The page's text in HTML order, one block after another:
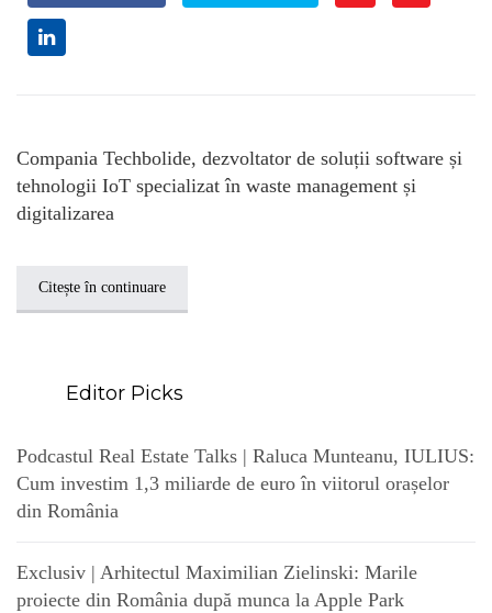
Compania Techbolide, dezvoltator de soluții software și
tehnologii IoT specializat în waste management și
digitalizarea
Citește în continuare
Editor Picks
Podcastul Real Estate Talks | Raluca Munteanu, IULIUS:
Cum investim 1,3 miliarde de euro în viitorul orașelor
din România
Exclusiv | Arhitectul Maximilian Zielinski: Marile
proiecte din România după munca la Apple Park